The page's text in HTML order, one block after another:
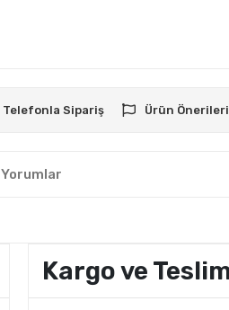
Telefonla Sipariş Ürün Önerileri
Yorumlar
Kargo ve